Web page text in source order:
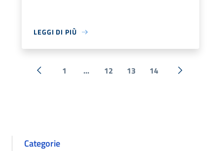
LEGGI DI PIÙ
« Precedente
1 ... 12 13 14 Successiva
Categorie